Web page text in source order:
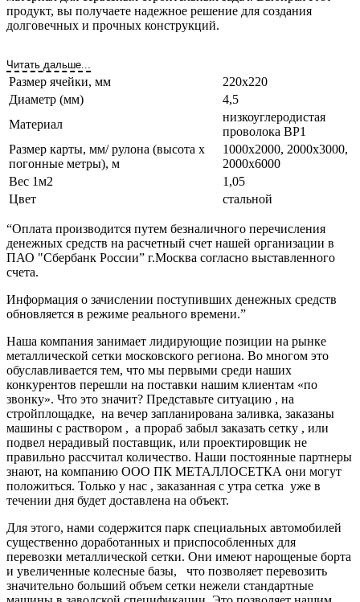
продукт, вы получаете надежное решение для создания
долговечных и прочных конструкций.
Читать дальше...
Размер ячейки, мм
220х220
Диаметр (мм)
4,5
Материал
низкоуглеродистая
проволока ВР1
Размер карты, мм/ рулона (высота х
погонные метры), м
1000х2000, 2000х3000,
2000х6000
Вес 1м2
1,05
Цвет
стальной
“Оплата производится путем безналичного перечисления
денежных средств на расчетный счет нашей организации в
ПАО "Сбербанк России” г.Москва согласно выставленного
счета.
Информация о зачислении поступивших денежных средств
обновляется в режиме реального времени.”
Наша компания занимает лидирующие позиции на рынке
металлической сетки московского региона. Во многом это
обуславливается тем, что мы первыми среди наших
конкурентов перешли на поставки нашим клиентам «по
звонку». Что это значит? Представьте ситуацию , на
стройплощадке, на вечер запланирована заливка, заказаны
машины с раствором , а прораб забыл заказать сетку , или
подвел нерадивый поставщик, или проектировщик не
правильно рассчитал количество. Наши постоянные партнеры
знают, на компанию ООО ПК МЕТАЛЛОСЕТКА они могут
положиться. Только у нас , заказанная с утра сетка уже в
течении дня будет доставлена на объект.
Для этого, нами содержится парк специальных автомобилей
существенно доработанных и приспособленных для
перевозки металлической сетки. Они имеют нарощеные борта
и увеличенные колесные базы, что позволяет перевозить
значительно больший объем сетки нежели стандартные